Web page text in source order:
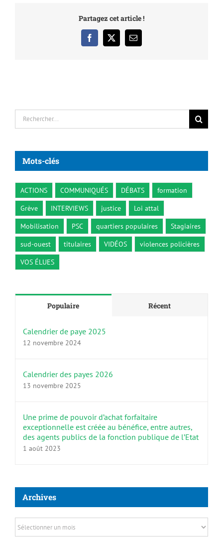
Partagez cet article !
Facebook
X Email
Rechercher:
Mots-clés
ACTIONS COMMUNIQUÉS DÉBATS
formation
Grève
INTERVIEWS justice
Loi attal
Mobilisation
PSC quartiers populaires
Stagiaires
sud-ouest
titulaires VIDÉOS
violences policières
VOS ÉLUES
Populaire Récent
Calendrier de paye 2025
12 novembre 2024
Calendrier des payes 2026
13 novembre 2025
Une prime de pouvoir d’achat forfaitaire
exceptionnelle est créée au bénéfice, entre autres,
des agents publics de la fonction publique de l’Etat
1 août 2023
Archives
Archives